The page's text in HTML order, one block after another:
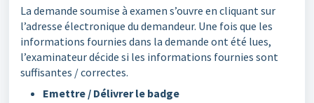
La demande soumise à examen s’ouvre en cliquant sur
l’adresse électronique du demandeur. Une fois que les
informations fournies dans la demande ont été lues,
l’examinateur décide si les informations fournies sont
suffisantes / correctes.
Emettre / Délivrer le badge